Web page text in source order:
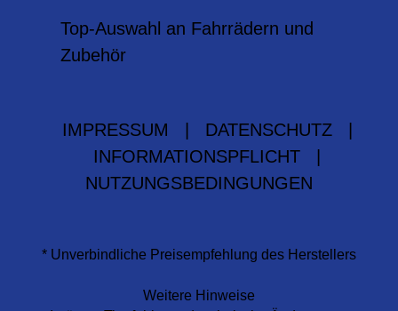
Top-Auswahl an Fahrrädern und
Zubehör
IMPRESSUM DATENSCHUTZ
INFORMATIONSPFLICHT
NUTZUNGSBEDINGUNGEN
* Unverbindliche Preisempfehlung des Herstellers
Weitere Hinweise